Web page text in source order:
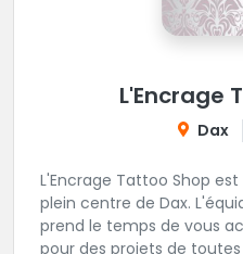
L'Encrage
Dax
L'Encrage Tattoo Shop
plein centre de Dax.
prend le temps de vous
pour des projets de toutes